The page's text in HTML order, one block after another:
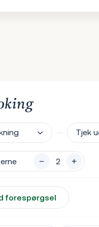
Tjek
forespørgsel